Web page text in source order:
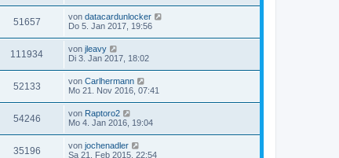
51657 von datacardunlocker
Do 5. Jan 2017, 19:56
111934 von jleavy
Di 3. Jan 2017, 18:02
52133 von Carlhermann
Mo 21. Nov 2016, 07:41
54246 von Raptoro2
Mo 4. Jan 2016, 19:04
35196 von jochenadler
Sa 21. Feb 2015, 22:54